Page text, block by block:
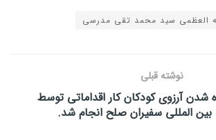
العظمی سید محمد تقی مدرسی
نوشته قبلی
شدن آرزوی کودکان کار اقداماتی توسط
المللی سفیران صلح انجام شد.